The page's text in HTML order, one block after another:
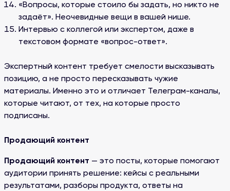
«Вопросы, которые стоило бы задать, но никто не
задаёт». Неочевидные вещи в вашей нише.
Интервью с коллегой или экспертом, даже в
текстовом формате «вопрос-ответ».
Экспертный контент требует смелости высказывать
позицию, а не просто пересказывать чужие
материалы. Именно это и отличает Телеграм-каналы,
которые читают, от тех, на которые просто
подписаны.
Продающий контент
Продающий контент — это посты, которые помогают
аудитории принять решение: кейсы с реальными
результатами, разборы продукта, ответы на